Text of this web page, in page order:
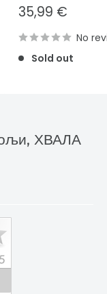
Sale
price
35,99 €
No
Sold out
ХВАЛА